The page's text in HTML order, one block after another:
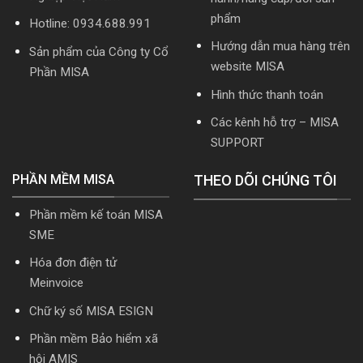
Download
Hotline: 0934.688.991
Sản phẩm của Công ty Cổ
Phần MISA
phẩm
Hướng dẫn mua hàng trên
website MISA
Hình thức thanh toán
Các kênh hỗ trợ – MISA
SUPPORT
PHẦN MỀM MISA
Phần mềm kế toán MISA
SME
Hóa đơn điện tử
Meinvoice
Chữ ký số MISA ESIGN
Phần mềm Bảo hiểm xã
hội AMIS
THEO DÕI CHÚNG TÔI